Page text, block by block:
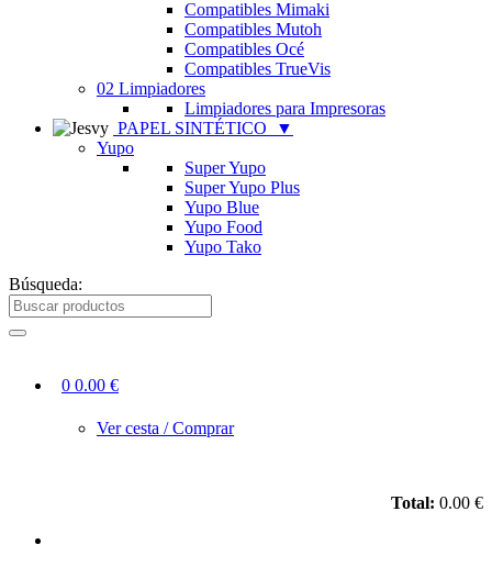
Compatibles Mimaki
Compatibles Mutoh
Compatibles Océ
Compatibles TrueVis
02 Limpiadores
Limpiadores para Impresoras
PAPEL SINTÉTICO
▼
Yupo
Super Yupo
Super Yupo Plus
Yupo Blue
Yupo Food
Yupo Tako
Búsqueda:
0 0.00 €
Ver cesta / Comprar
Total: 0.00 €